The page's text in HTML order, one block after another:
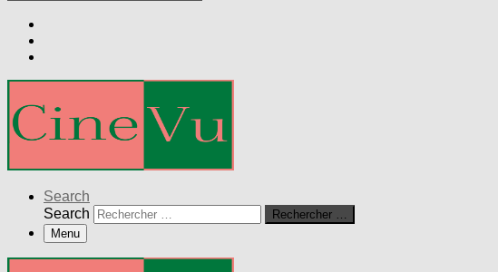
Search
Search
Rechercher …
Menu